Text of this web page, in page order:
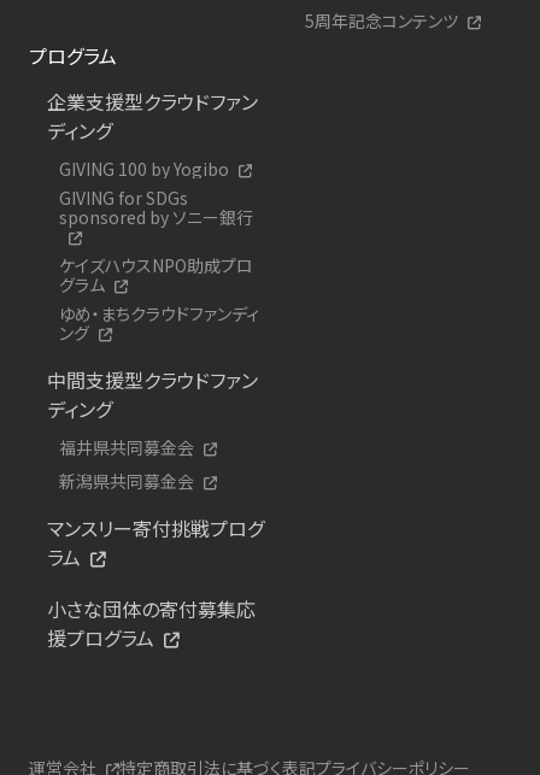
5周年記念コンテンツ
プログラム
企業支援型クラウドファン
ディング
GIVING 100 by Yogibo
GIVING for SDGs
sponsored by ソニー銀行
ケイズハウスNPO助成プロ
グラム
ゆめ・まちクラウドファンディ
ング
中間支援型クラウドファン
ディング
福井県共同募金会
新潟県共同募金会
マンスリー寄付挑戦プログ
ラム
小さな団体の寄付募集応
援プログラム
運営会社 特定商取引法に基づく表記プライバシーポリシー